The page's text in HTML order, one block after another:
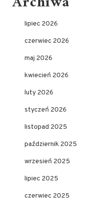
lipiec 2026
czerwiec 2026
maj 2026
kwiecień 2026
luty 2026
styczeń 2026
listopad 2025
październik 2025
wrzesień 2025
lipiec 2025
czerwiec 2025